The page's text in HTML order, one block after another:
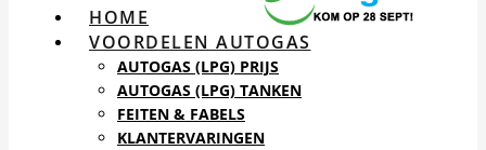
HOME
VOORDELEN AUTOGAS
AUTOGAS (LPG) PRIJS
AUTOGAS (LPG) TANKEN
FEITEN & FABELS
KLANTERVARINGEN